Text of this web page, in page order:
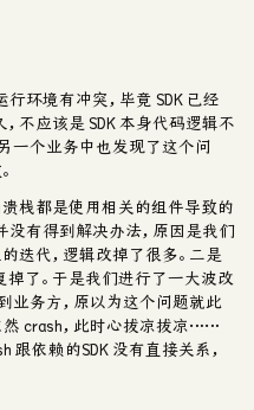
环境有冲突，毕竟 SDK 已经
不应该是 SDK 本身代码逻辑不
一个业务中也发现了这个问
栈都是使用相关的组件导致的
没有得到解决办法，原因是我们
迭代，逻辑改掉了很多。二是
了。于是我们进行了一大波改
业务方，原以为这个问题就此
然 crash，此时心拔凉拔凉……
跟依赖的SDK 没有直接关系，